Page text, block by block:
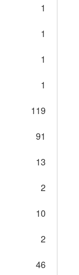
1
1
1
1
119
91
13
2
10
2
46